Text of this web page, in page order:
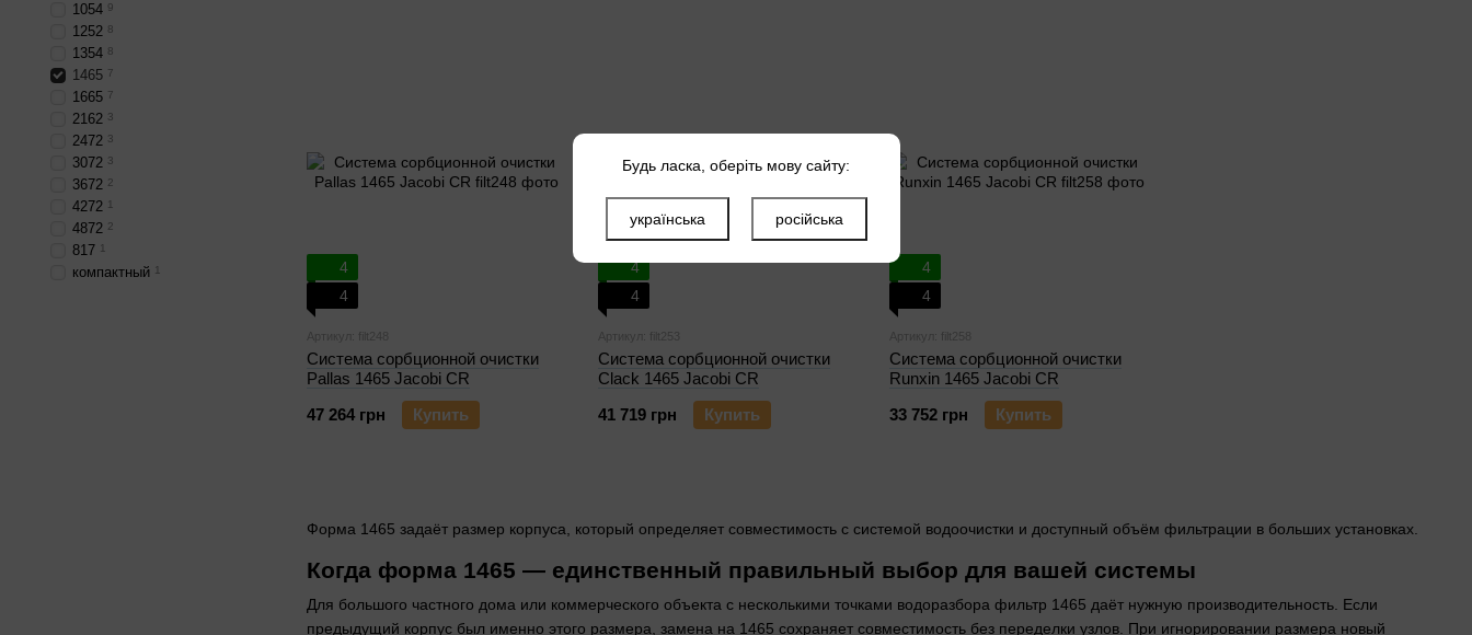
Форма 1465 задаёт размер корпуса, который определяет совместимость с системой водоочистки и доступный объём фильтрации в больших установках.
Когда форма 1465 — единственный правильный выбор для вашей системы
Для большого частного дома или коммерческого объекта с несколькими точками водоразбора фильтр 1465 даёт нужную производительность. Если
предыдущий корпус был именно этого размера, замена на 1465 сохраняет совместимость без переделки узлов. При игнорировании размера новый
4
4
Артикул: filt248
Система сорбционной очистки
Pallas 1465 Jacobi CR
47 264 грн
Купить
4
4
Артикул: filt253
Система сорбционной очистки
Clack 1465 Jacobi CR
41 719 грн
Купить
4
4
Артикул: filt258
Система сорбционной очистки
Runxin 1465 Jacobi CR
33 752 грн
Купить
1054 9
1252 8
1354 8
1465 7
1665 7
2162 3
2472 3
3072 3
3672 2
4272 1
4872 2
817 1
компактный 1
Будь ласка, оберіть мову сайту:
українська російська